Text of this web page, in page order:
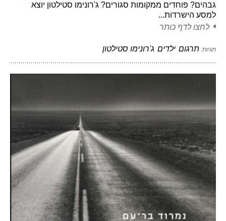
גבהים? פוחדים ממקומות סגורים? ג'רונימו סטילטון יוצא
למסע הישרדות...
לחצו לדף כותר
תגיות: תרגום ילדים ג'רונימו סטילטון